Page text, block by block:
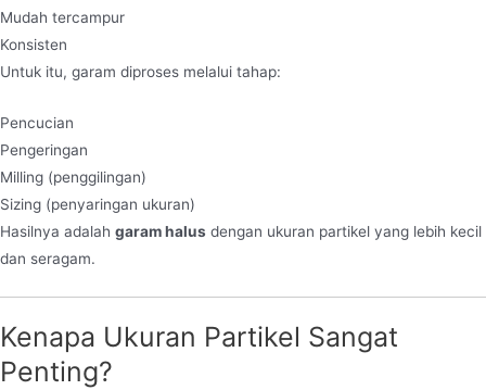
Mudah tercampur
Konsisten
Untuk itu, garam diproses melalui tahap:
Pencucian
Pengeringan
Milling (penggilingan)
Sizing (penyaringan ukuran)
Hasilnya adalah garam halus dengan ukuran partikel yang lebih kecil
dan seragam.
Kenapa Ukuran Partikel Sangat
Penting?